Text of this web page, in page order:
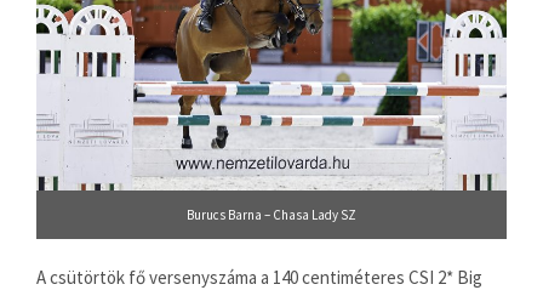
Burucs Barna – Chasa Lady SZ
A csütörtök fő versenyszáma a 140 centiméteres CSI 2* Big